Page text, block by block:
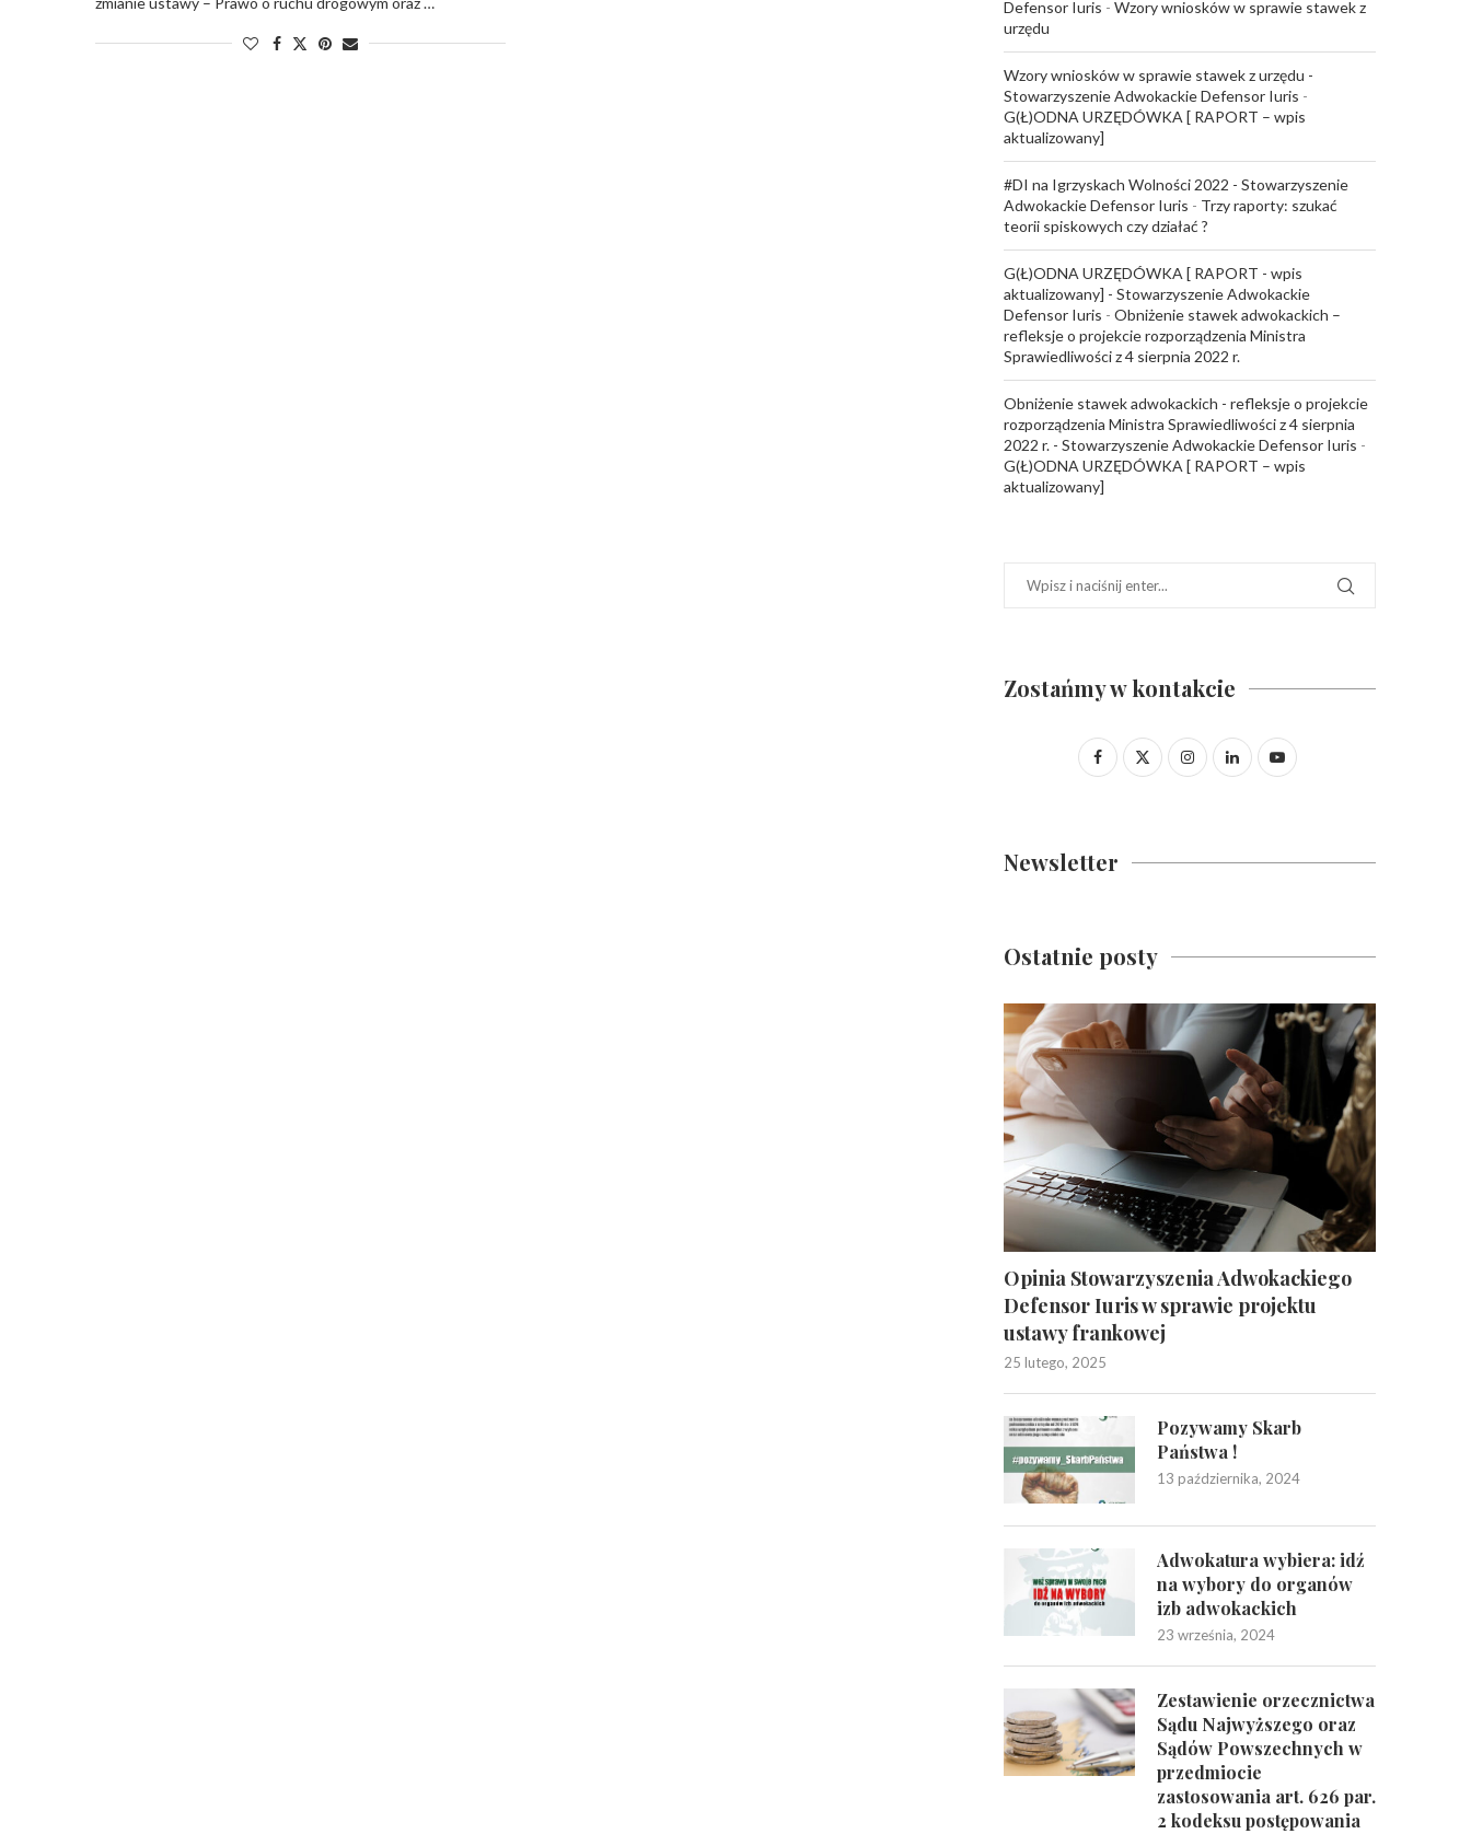
Defensor Iuris - Wzory wniosków w sprawie stawek z
urzędu
Wzory wniosków w sprawie stawek z urzędu -
Stowarzyszenie Adwokackie Defensor Iuris -
G(Ł)ODNA URZĘDÓWKA [ RAPORT – wpis
aktualizowany]
#DI na Igrzyskach Wolności 2022 - Stowarzyszenie
Adwokackie Defensor Iuris - Trzy raporty: szukać
teorii spiskowych czy działać ?
G(Ł)ODNA URZĘDÓWKA [ RAPORT - wpis
aktualizowany] - Stowarzyszenie Adwokackie
Defensor Iuris - Obniżenie stawek adwokackich –
refleksje o projekcie rozporządzenia Ministra
Sprawiedliwości z 4 sierpnia 2022 r.
Obniżenie stawek adwokackich - refleksje o projekcie
rozporządzenia Ministra Sprawiedliwości z 4 sierpnia
2022 r. - Stowarzyszenie Adwokackie Defensor Iuris -
G(Ł)ODNA URZĘDÓWKA [ RAPORT – wpis
aktualizowany]
Zostańmy w kontakcie
Newsletter
Ostatnie posty
Opinia Stowarzyszenia Adwokackiego
Defensor Iuris w sprawie projektu
ustawy frankowej
25 lutego, 2025
Pozywamy Skarb
Państwa !
13 października, 2024
Adwokatura wybiera: idź
na wybory do organów
izb adwokackich
23 września, 2024
Zestawienie orzecznictwa
Sądu Najwyższego oraz
Sądów Powszechnych w
przedmiocie
zastosowania art. 626 par.
2 kodeksu postępowania